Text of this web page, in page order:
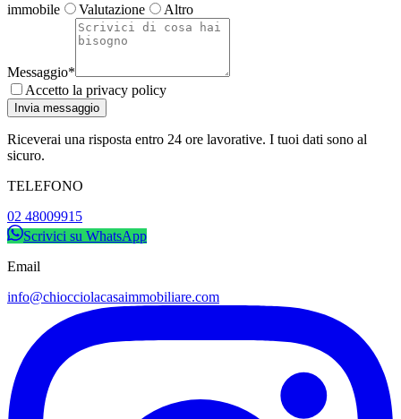
immobile
Valutazione Altro
Messaggio*
Accetto la privacy policy
Invia messaggio
Riceverai una risposta entro 24 ore lavorative. I tuoi dati sono al
sicuro.
TELEFONO
02 48009915
Scrivici su WhatsApp
Email
info@chiocciolacasaimmobiliare.com